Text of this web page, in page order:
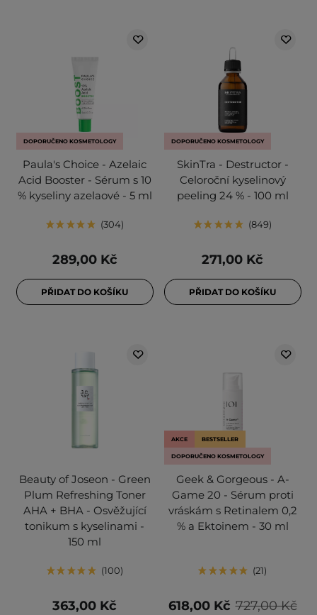
DOPORUČENO KOSMETOLOGY
Paula's Choice - Azelaic
Acid Booster - Sérum s 10
% kyseliny azelaové - 5 ml
304
289,00 Kč
PŘIDAT DO KOŠÍKU
DOPORUČENO KOSMETOLOGY
SkinTra - Destructor -
Celoroční kyselinový
peeling 24 % - 100 ml
849
271,00 Kč
PŘIDAT DO KOŠÍKU
Beauty of Joseon - Green
Plum Refreshing Toner
AHA + BHA - Osvěžující
tonikum s kyselinami -
150 ml
100
363,00 Kč
AKCE BESTSELLER
DOPORUČENO KOSMETOLOGY
Geek & Gorgeous - A-
Game 20 - Sérum proti
vráskám s Retinalem 0,2
% a Ektoinem - 30 ml
21
727,00 Kč
618,00 Kč